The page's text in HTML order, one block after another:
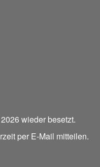
wieder besetzt.
per E-Mail mitteilen.